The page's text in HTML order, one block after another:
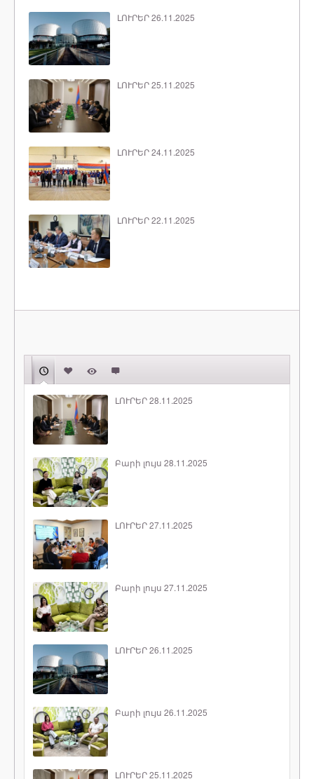
ԼՈՒՐԵՐ 26.11.2025
ԼՈՒՐԵՐ 25.11.2025
ԼՈՒՐԵՐ 24.11.2025
ԼՈՒՐԵՐ 22.11.2025
ԼՈՒՐԵՐ 28.11.2025
Բարի լույս 28.11.2025
ԼՈՒՐԵՐ 27.11.2025
Բարի լույս 27.11.2025
ԼՈՒՐԵՐ 26.11.2025
Բարի լույս 26.11.2025
ԼՈՒՐԵՐ 25.11.2025